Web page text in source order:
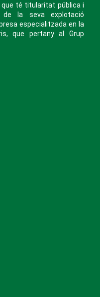
té titularitat pública i
de la seva explotació
especialitzada en la
que pertany al Grup